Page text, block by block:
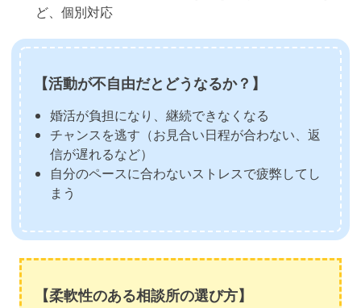
ど、個別対応
【活動が不自由だとどうなるか？】
婚活が負担になり、継続できなくなる
チャンスを逃す（お見合い日程が合わない、返
信が遅れるなど）
自分のペースに合わないストレスで疲弊してし
まう
【柔軟性のある相談所の選び方】